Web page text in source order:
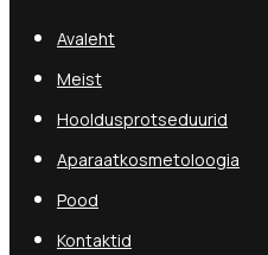
Avaleht
Meist
Hooldusprotseduurid
Aparaatkosmetoloogia
Pood
Kontaktid